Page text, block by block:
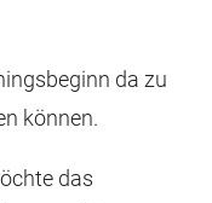
da zu
können.
das